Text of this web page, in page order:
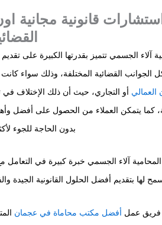
استشارات قانونية مجانية
آلاء الجسمي تتميز بقدرتها الكبيرة على
الجوانب القضائية المختلفة، وذلك سواء كانت
العمالي أو التجاري، حيث أن ذلك الإختلاف في
كما يتمكن العملاء من الحصول على أفضل
بدون الحاجة للجوء
آلاء الجسمي خبرة كبيرة في
لها بتقديم أفضل الحلول القانونية الجيدة
فريق عمل أفضل مكتب محاماة في عجمان